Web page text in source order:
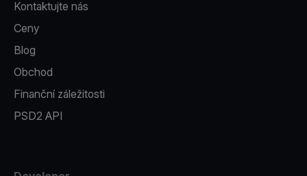
Kontaktujte nás
Ceny
Blog
Obchod
Finanční záležitosti
PSD2 API